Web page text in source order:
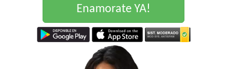
Enamorate YA!